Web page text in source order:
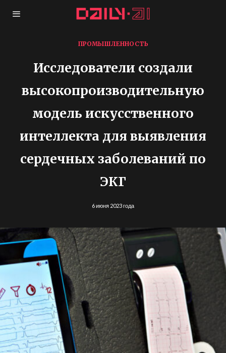
ПРОМЫШЛЕННОСТЬ
Исследователи создали
высокопроизводительную
модель искусственного
интеллекта для выявления
сердечных заболеваний по
ЭКГ
6 июня 2023 года